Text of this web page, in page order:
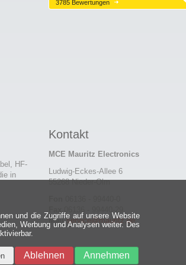
3785 Bewertungen
HF-
in
Kontakt
MCE Mauritz Electronics
Ludwig-Eckes-Allee 6
55268 Nieder-Olm
Mail service@mauritz.de
und die Zugriffe auf unsere Website
Werbung und Analysen weiter. Des
Annehmen
Ablehnen